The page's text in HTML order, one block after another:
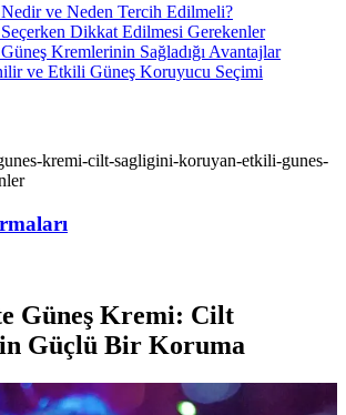
ve Neden Tercih Edilmeli?
Dikkat Edilmesi Gerekenler
Kremlerinin Sağladığı Avantajlar
ve Etkili Güneş Koruyucu Seçimi
kremi-cilt-sagligini-koruyan-etkili-gunes-
Güneş Kremi: Cilt
Güçlü Bir Koruma